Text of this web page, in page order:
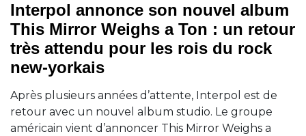
Interpol annonce son nouvel album
This Mirror Weighs a Ton : un retour
très attendu pour les rois du rock
new-yorkais
Après plusieurs années d’attente, Interpol est de
retour avec un nouvel album studio. Le groupe
américain vient d’annoncer This Mirror Weighs a